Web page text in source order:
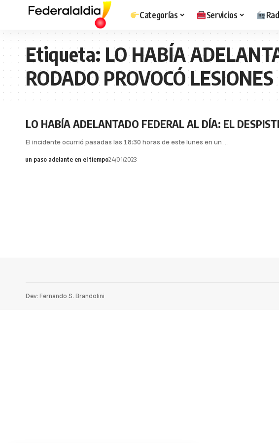
Categorías Servicios
Etiqueta: LO HABÍA
RODADO PROVOCÓ
LO HABÍA ADELANTADO FEDERAL AL DÍA: EL
El incidente ocurrió pasadas las 18:30 horas de este lunes en un…
un paso adelante en el tiempo24/01/2023
Dev: Fernando S. Brandolini